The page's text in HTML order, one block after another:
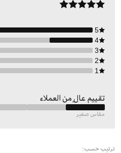
5
4
3
2
1
تقييم عالٍ من العملاء
مقاس صغير
ترتيب حسب: